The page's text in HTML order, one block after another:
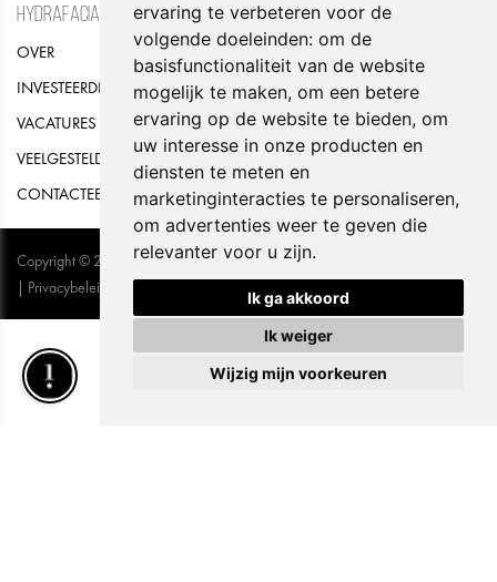
ervaring te verbeteren voor de
volgende doeleinden: om de
basisfunctionaliteit van de website
mogelijk te maken, om een betere
ervaring op de website te bieden, om
uw interesse in onze producten en
diensten te meten en
marketinginteracties te personaliseren,
om advertenties weer te geven die
relevanter voor u zijn.
Ik ga akkoord
Ik weiger
Wijzig mijn voorkeuren
HYDRAFACIAL
OVER
INVESTEERDERSRELATIES
VACATURES
VEELGESTELDE VRAGEN
CONTACTEER ONS
Copyright © 2026 Hydrafacial. Alle Rechten Voorbehouden
| Privacybeleid |UP-TO-DATE WebDesign